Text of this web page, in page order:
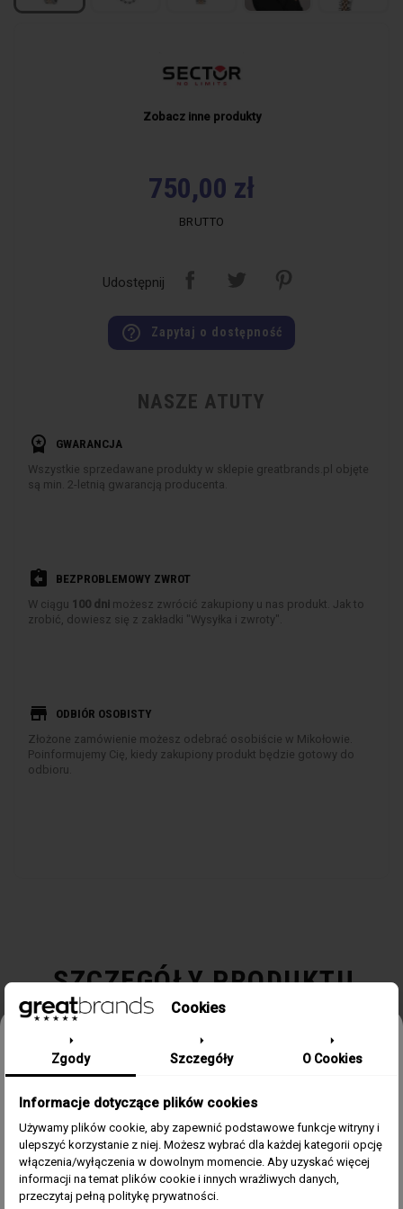
Zobacz inne produkty
750,00 zł
BRUTTO
Udostępnij
help_outline Zapytaj o dostępność
NASZE ATUTY
workspace_premium GWARANCJA
Wszystkie sprzedawane produkty w sklepie greatbrands.pl objęte
są min. 2-letnią gwarancją producenta.
assignment_return BEZPROBLEMOWY ZWROT
W ciągu 100 dni możesz zwrócić zakupiony u nas produkt. Jak to
zrobić, dowiesz się z zakładki "Wysyłka i zwroty".
store ODBIÓR OSOBISTY
Złożone zamówienie możesz odebrać osobiście w Mikołowie.
Poinformujemy Cię, kiedy zakupiony produkt będzie gotowy do
odbioru.
SZCZEGÓŁY PRODUKTU
Kolor Srebrny
Materiał Stal, PVD różowe złoto
Cookies
Zgody Szczegóły O Cookies
Informacje dotyczące plików cookies
Używamy plików cookie, aby zapewnić podstawowe funkcje witryny i
ulepszyć korzystanie z niej. Możesz wybrać dla każdej kategorii opcję
włączenia/wyłączenia w dowolnym momencie. Aby uzyskać więcej
informacji na temat plików cookie i innych wrażliwych danych,
przeczytaj pełną politykę prywatności.
Odbierz 15% rabatu na pierwsze
zamówienie w greatbrands!
Zapisz się do bezpłatnego Newslettera i dowiaduj się pierwszy o
Email
ZgodaAkceptuję regulamin i wyrażam zgodę na przetwarzanie
powyższych danych osobowych w celu otrzymywania